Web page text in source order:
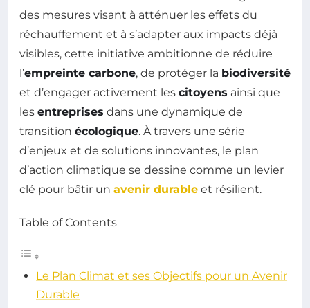
des mesures visant à atténuer les effets du
réchauffement et à s’adapter aux impacts déjà
visibles, cette initiative ambitionne de réduire
l’empreinte carbone, de protéger la biodiversité
et d’engager activement les citoyens ainsi que
les entreprises dans une dynamique de
transition écologique. À travers une série
d’enjeux et de solutions innovantes, le plan
d’action climatique se dessine comme un levier
clé pour bâtir un avenir durable et résilient.
Table of Contents
Le Plan Climat et ses Objectifs pour un Avenir
Durable